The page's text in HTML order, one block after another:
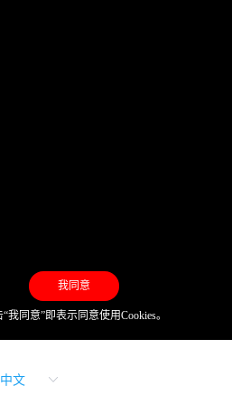
我同意
我同意”即表示同意使用Cookies。